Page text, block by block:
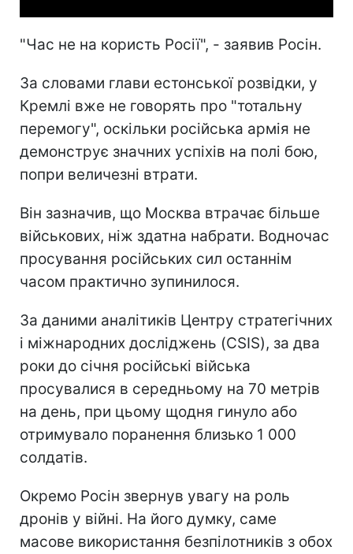
"Час не на користь Росії", - заявив Росін.
За словами глави естонської розвідки, у
Кремлі вже не говорять про "тотальну
перемогу", оскільки російська армія не
демонструє значних успіхів на полі бою,
попри величезні втрати.
Він зазначив, що Москва втрачає більше
військових, ніж здатна набрати. Водночас
просування російських сил останнім
часом практично зупинилося.
За даними аналітиків Центру стратегічних
і міжнародних досліджень (CSIS), за два
роки до січня російські війська
просувалися в середньому на 70 метрів
на день, при цьому щодня гинуло або
отримувало поранення близько 1 000
солдатів.
Окремо Росін звернув увагу на роль
дронів у війні. На його думку, саме
масове використання безпілотників з обох